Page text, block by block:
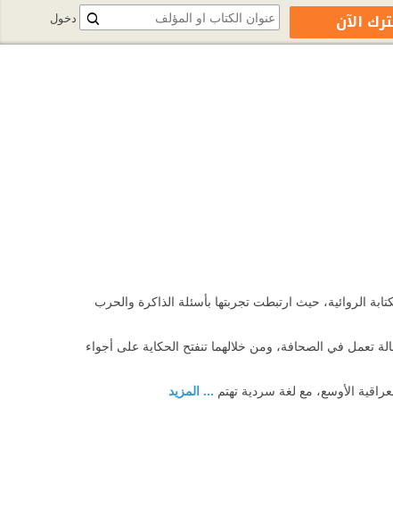
الروائية، حيث ارتبطت تجربتها بأسئلة الذاكرة والحرب
تعمل في الصحافة، ومن خلالهما تنفتح الحكاية على أجواء
الأوسع، مع لغة سردية تهتم ... المزيد
دخول الآن